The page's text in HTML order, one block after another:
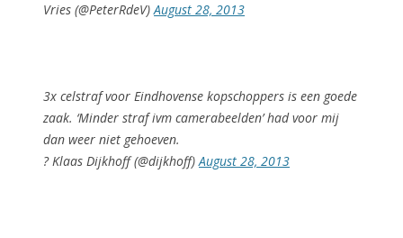
Vries (@PeterRdeV)August 28, 2013
3x celstraf voor Eindhovense kopschoppers is een goede
zaak. ‘Minder straf ivm camerabeelden’ had voor mij
dan weer niet gehoeven.
? Klaas Dijkhoff (@dijkhoff)August 28, 2013